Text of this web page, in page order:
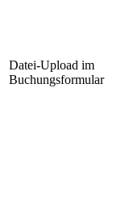
Datei-Upload im
Buchungsformular